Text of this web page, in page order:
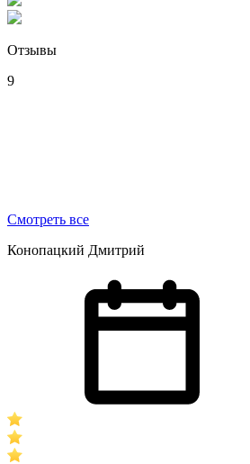
Отзывы
9
Смотреть все
Конопацкий Дмитрий